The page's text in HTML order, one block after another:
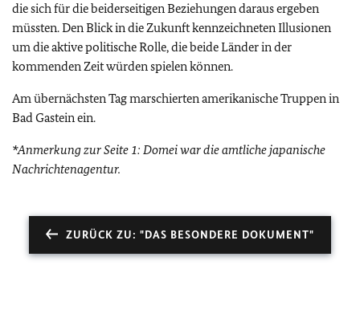
die sich für die beiderseitigen Beziehungen daraus ergeben
müssten. Den Blick in die Zukunft kennzeichneten Illusionen
um die aktive politische Rolle, die beide Länder in der
kommenden Zeit würden spielen können.
Am übernächsten Tag marschierten amerikanische Truppen in
Bad Gastein ein.
*Anmerkung zur Seite 1: Domei war die amtliche japanische
Nachrichtenagentur.
ZURÜCK ZU: "DAS BESONDERE DOKUMENT"